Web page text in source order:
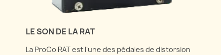
LE SON DE LA RAT
La ProCo RAT est l'une des pédales de distorsion